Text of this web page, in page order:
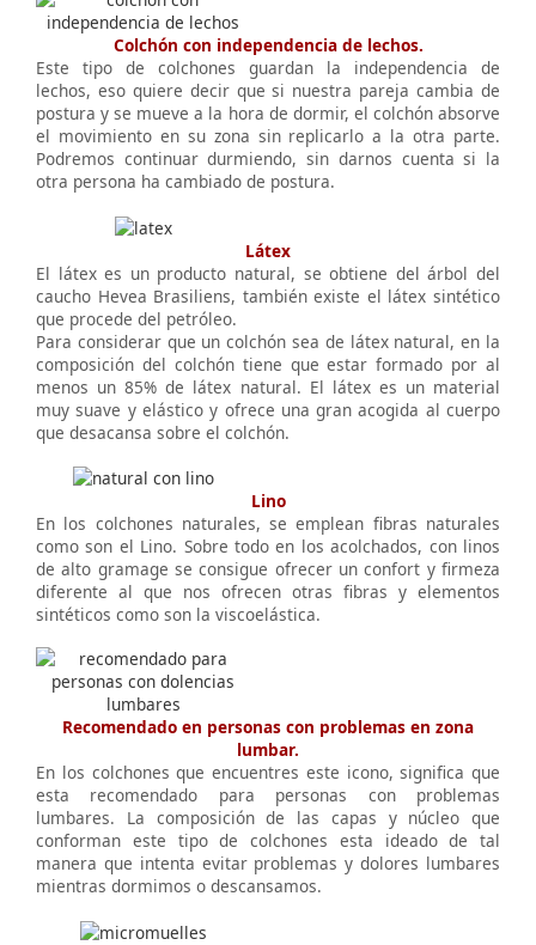
Colchón con independencia de lechos.
Este tipo de colchones guardan la independencia de
lechos, eso quiere decir que si nuestra pareja cambia de
postura y se mueve a la hora de dormir, el colchón absorve
el movimiento en su zona sin replicarlo a la otra parte.
Podremos continuar durmiendo, sin darnos cuenta si la
otra persona ha cambiado de postura.
Látex
El látex es un producto natural, se obtiene del árbol del
caucho Hevea Brasiliens, también existe el látex sintético
que procede del petróleo.
Para considerar que un colchón sea de látex natural, en la
composición del colchón tiene que estar formado por al
menos un 85% de látex natural. El látex es un material
muy suave y elástico y ofrece una gran acogida al cuerpo
que desacansa sobre el colchón.
Lino
En los colchones naturales, se emplean fibras naturales
como son el Lino. Sobre todo en los acolchados, con linos
de alto gramage se consigue ofrecer un confort y firmeza
diferente al que nos ofrecen otras fibras y elementos
sintéticos como son la viscoelástica.
Recomendado en personas con problemas en zona
lumbar.
En los colchones que encuentres este icono, significa que
esta recomendado para personas con problemas
lumbares. La composición de las capas y núcleo que
conforman este tipo de colchones esta ideado de tal
manera que intenta evitar problemas y dolores lumbares
mientras dormimos o descansamos.